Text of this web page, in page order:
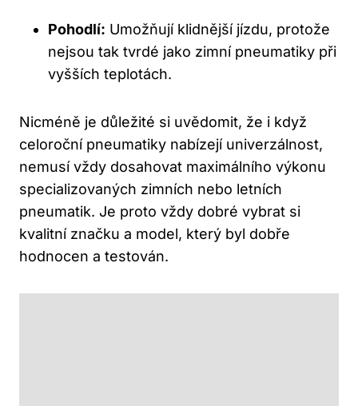
Pohodlí: Umožňují klidnější jízdu, protože
nejsou tak tvrdé jako zimní pneumatiky při
vyšších teplotách.
Nicméně je důležité si uvědomit, že i když
celoroční pneumatiky nabízejí univerzálnost,
nemusí vždy dosahovat maximálního výkonu
specializovaných zimních nebo letních
pneumatik. Je proto vždy dobré vybrat si
kvalitní značku a model, který byl dobře
hodnocen a testován.